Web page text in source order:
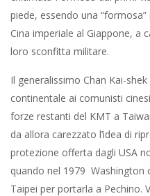
piede, essendo una
Cina imperiale al Giappone, a
loro sconfitta militare.
Il generalissimo Chan Kai-
continentale ai comunisti
forze restanti del KMT a
da allora carezzato l’idea di
protezione offerta dagli USA
quando nel 1979 Washington
Taipei per portarla a Pechino.